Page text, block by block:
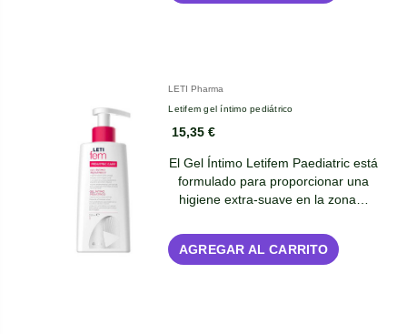
LETI Pharma
Letifem gel íntimo pediátrico
15,35 €
El Gel Íntimo Letifem Paediatric está
formulado para proporcionar una
higiene extra-suave en la zona…
AGREGAR AL CARRITO